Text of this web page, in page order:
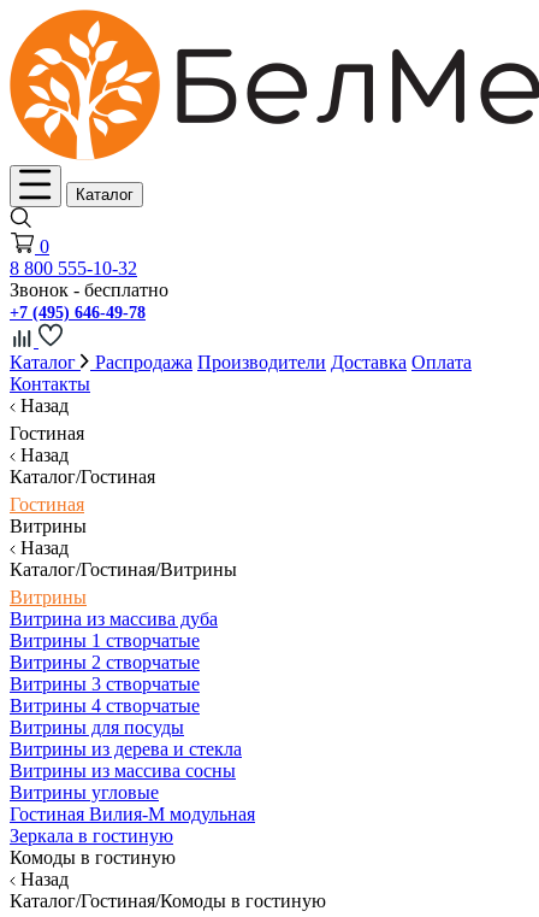
Каталог
0
8 800 555-10-32
Звонок - бесплатно
+7 (495) 646-49-78
Каталог Распродажа Производители Доставка Оплата
Контакты
Назад
Гостиная
Назад
Каталог/Гостиная
Гостиная
Витрины
Назад
Каталог/Гостиная/Витрины
Витрины
Витрина из массива дуба
Витрины 1 створчатые
Витрины 2 створчатые
Витрины 3 створчатые
Витрины 4 створчатые
Витрины для посуды
Витрины из дерева и стекла
Витрины из массива сосны
Витрины угловые
Гостиная Вилия-М модульная
Зеркала в гостиную
Комоды в гостиную
Назад
Каталог/Гостиная/Комоды в гостиную